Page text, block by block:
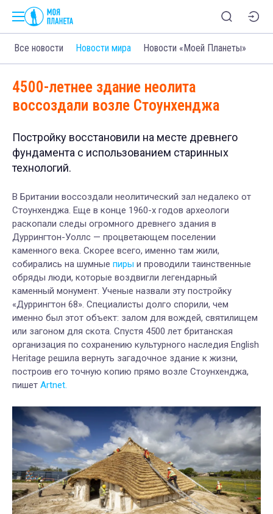
Все новости Новости мира Новости «Моей Планеты»
4500-летнее здание неолита
воссоздали возле Стоунхенджа
Постройку восстановили на месте древнего
фундамента с использованием старинных
технологий.
В Британии воссоздали неолитический зал недалеко от
Стоунхенджа. Еще в конце 1960-х годов археологи
раскопали следы огромного древнего здания в
Дуррингтон-Уоллс — процветающем поселении
каменного века. Скорее всего, именно там жили,
собирались на шумные пиры и проводили таинственные
обряды люди, которые воздвигли легендарный
каменный монумент. Ученые назвали эту постройку
«Дуррингтон 68». Специалисты долго спорили, чем
именно был этот объект: залом для вождей, святилищем
или загоном для скота. Спустя 4500 лет британская
организация по сохранению культурного наследия English
Heritage решила вернуть загадочное здание к жизни,
построив его точную копию прямо возле Стоунхенджа,
пишет Artnet.